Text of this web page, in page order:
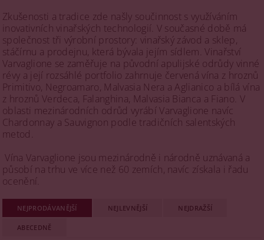
Zkušenosti a tradice zde našly součinnost s využíváním
inovativních vinařských technologií. V současné době má
společnost tři výrobní prostory: vinařský závod a sklep,
stáčírnu a prodejnu, která bývala jejím sídlem. Vinařství
Varvaglione se zaměřuje na původní apulijské odrůdy vinné
révy a její rozsáhlé portfolio zahrnuje červená vína z hroznů
Primitivo, Negroamaro, Malvasia Nera a Aglianico a bílá vína
z hroznů Verdeca, Falanghina, Malvasia Bianca a Fiano. V
oblasti mezinárodních odrůd vyrábí Varvaglione navíc
Chardonnay a Sauvignon podle tradičních salentských
metod.
Vína Varvaglione jsou mezinárodně i národně uznávaná a
působí na trhu ve více než 60 zemích, navíc získala i řadu
ocenění.
NEJPRODÁVANĚJŠÍ NEJLEVNĚJŠÍ NEJDRAŽŠÍ
ABECEDNĚ